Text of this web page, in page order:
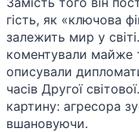
гість, як «ключова
залежить мир у
коментували майже
описували
часів Другої
картину: агресора
вшановуючи.